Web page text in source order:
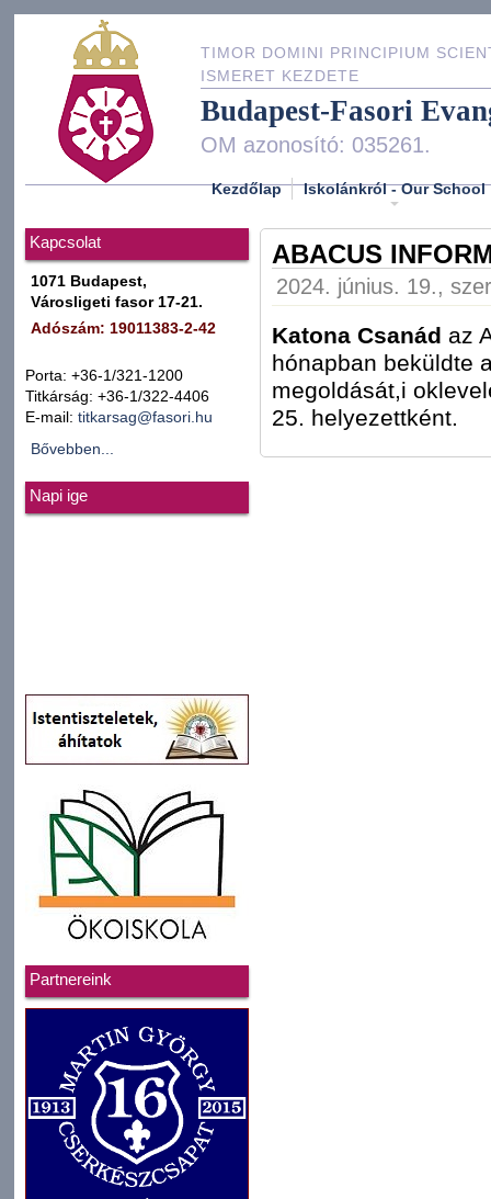
TIMOR DOMINI PRINCIPIUM
ISMERET KEZDETE
Budapest-Fasori
OM azonosító: 035261.
Kezdőlap Iskolánkról - Our School
Kapcsolat
1071 Budapest,
Városligeti fasor 17-21.
Adószám: 19011383-2-42
Porta: +36-1/321-1200
Titkárság: +36-1/322-4406
E-mail: titkarsag@fasori.hu
Bővebben...
Napi ige
Partnereink
ABACUS
2024. június. 19.,
Katona Csanád az
hónapban beküldte
megoldását,i
25. helyezettként.